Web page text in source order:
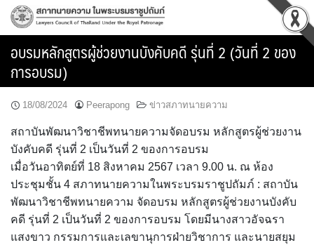
Skip
อบรมหลักสูตรผู้ช่วยงานบังคับคดี รุ่นที่ 2 (วันที่ 2 ของ
การอบรม)
18/08/2024 Peerapong ข่าวสภาทนายความ
สถาบันพัฒนาวิชาชีพทนายความจัดอบรม หลักสูตรผู้ช่วยงาน
บังคับคดี รุ่นที่ 2 เป็นวันที่ 2 ของการอบรม
เมื่อวันอาทิตย์ที่ 18 สิงหาคม 2567 เวลา 9.00 น. ณ ห้อง
ประชุมชั้น 4 สภาทนายความในพระบรมราชูปถัมภ์ : สถาบัน
พัฒนาวิชาชีพทนายความ จัดอบรม หลักสูตรผู้ช่วยงานบังคับ
คดี รุ่นที่ 2 เป็นวันที่ 2 ของการอบรม โดยมีนางสาวอัจฉรา
แสงขาว กรรมการและเลขานุการฝ่ายวิชาการ และนายสยุม